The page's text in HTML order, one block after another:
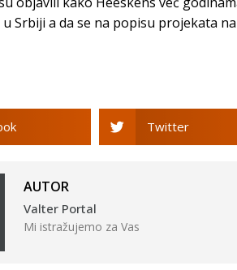
Srbiji a da se na popisu projekata
Twitter
AUTOR
Valter Portal
Mi istražujemo za Vas